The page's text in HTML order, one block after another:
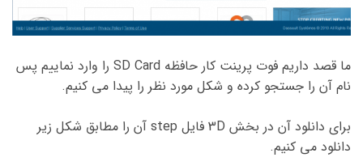
ما قصد داریم فوت پرینت کار حافظه SD Card را وارد نماییم پس
نام آن را جستجو کرده و شکل مورد نظر را پیدا می کنیم.
برای دانلود آن در بخش 3D فایل step آن را مطابق شکل زیر
دانلود می کنیم.